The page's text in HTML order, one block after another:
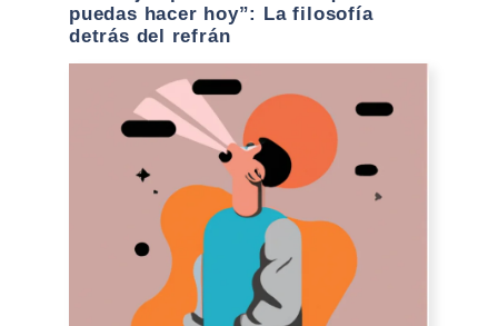
puedas hacer hoy”: La filosofía
detrás del refrán